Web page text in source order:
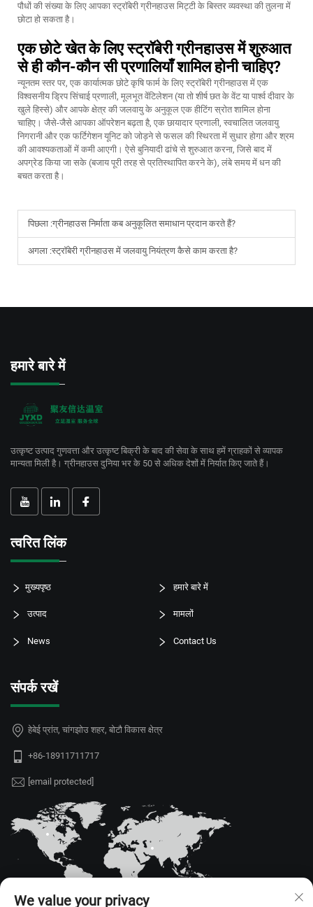
पौधों की संख्या के लिए आपका स्ट्रॉबेरी ग्रीनहाउस मिट्टी के बिस्तर व्यवस्था की तुलना में
छोटा हो सकता है।
एक छोटे खेत के लिए स्ट्रॉबेरी ग्रीनहाउस में शुरुआत
से ही कौन-कौन सी प्रणालियाँ शामिल होनी चाहिए?
न्यूनतम स्तर पर, एक कार्यात्मक छोटे कृषि फार्म के लिए स्ट्रॉबेरी ग्रीनहाउस में एक
विश्वसनीय ड्रिप सिंचाई प्रणाली, मूलभूत वेंटिलेशन (या तो शीर्ष छत के वेंट या पार्श्व दीवार के
खुले हिस्से) और आपके क्षेत्र की जलवायु के अनुकूल एक हीटिंग स्रोत शामिल होना
चाहिए। जैसे-जैसे आपका ऑपरेशन बढ़ता है, एक छायादार प्रणाली, स्वचालित जलवायु
निगरानी और एक फर्टिगेशन यूनिट को जोड़ने से फसल की स्थिरता में सुधार होगा और श्रम
की आवश्यकताओं में कमी आएगी। ऐसे बुनियादी ढांचे से शुरुआत करना, जिसे बाद में
अपग्रेड किया जा सके (बजाय पूरी तरह से प्रतिस्थापित करने के), लंबे समय में धन की
बचत करता है।
पिछला :ग्रीनहाउस निर्माता कब अनुकूलित समाधान प्रदान करते हैं?
अगला :स्ट्रॉबेरी ग्रीनहाउस में जलवायु नियंत्रण कैसे काम करता है?
हमारे बारे में
उत्कृष्ट उत्पाद गुणवत्ता और उत्कृष्ट बिक्री के बाद की सेवा के साथ हमें ग्राहकों से व्यापक
मान्यता मिली है। ग्रीनहाउस दुनिया भर के 50 से अधिक देशों में निर्यात किए जाते हैं।
त्वरित लिंक
मुख्यपृष्ठ हमारे बारे में
उत्पाद मामलों
News Contact Us
संपर्क रखें
हेबेई प्रांत, चांगझोउ शहर, बोटौ विकास क्षेत्र
+86-18911711717
[email protected]
We value your privacy